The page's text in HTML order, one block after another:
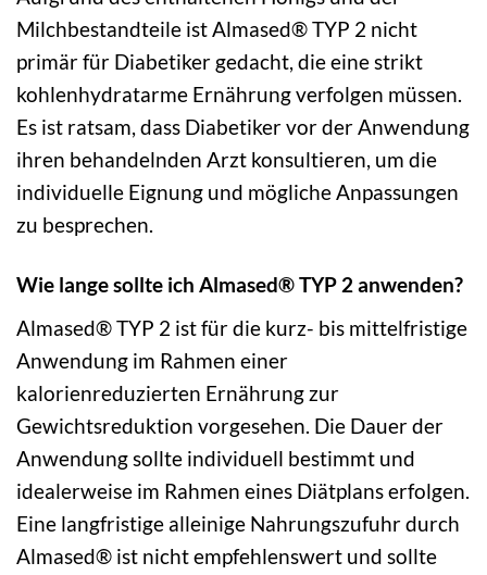
Milchbestandteile ist Almased® TYP 2 nicht
primär für Diabetiker gedacht, die eine strikt
kohlenhydratarme Ernährung verfolgen müssen.
Es ist ratsam, dass Diabetiker vor der Anwendung
ihren behandelnden Arzt konsultieren, um die
individuelle Eignung und mögliche Anpassungen
zu besprechen.
Wie lange sollte ich Almased® TYP 2 anwenden?
Almased® TYP 2 ist für die kurz- bis mittelfristige
Anwendung im Rahmen einer
kalorienreduzierten Ernährung zur
Gewichtsreduktion vorgesehen. Die Dauer der
Anwendung sollte individuell bestimmt und
idealerweise im Rahmen eines Diätplans erfolgen.
Eine langfristige alleinige Nahrungszufuhr durch
Almased® ist nicht empfehlenswert und sollte